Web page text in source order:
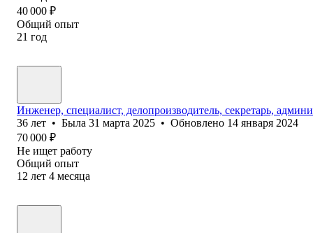
40 000 ₽
Общий опыт
21 год
Инженер, специалист, делопроизводитель, секретарь,
36 лет • Была 31 марта 2025 • Обновлено 14 января 2024
70 000 ₽
Не ищет работу
Общий опыт
12 лет 4 месяца